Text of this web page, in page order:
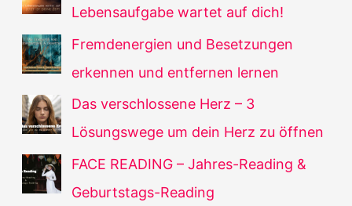
Lebensaufgabe wartet auf dich!
Fremdenergien und Besetzungen
erkennen und entfernen lernen
Das verschlossene Herz – 3
Lösungswege um dein Herz zu öffnen
FACE READING – Jahres-Reading &
Geburtstags-Reading